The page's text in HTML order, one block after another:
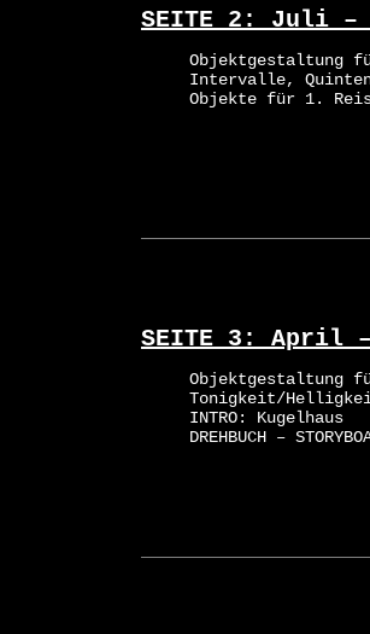
SEITE 2: Juli –
Objektgestaltung
Intervalle,
Objekte für 1. Reise
SEITE 3: April
Objektgestaltung
Tonigkeit/
INTRO: Kugelhaus
DREHBUCH –